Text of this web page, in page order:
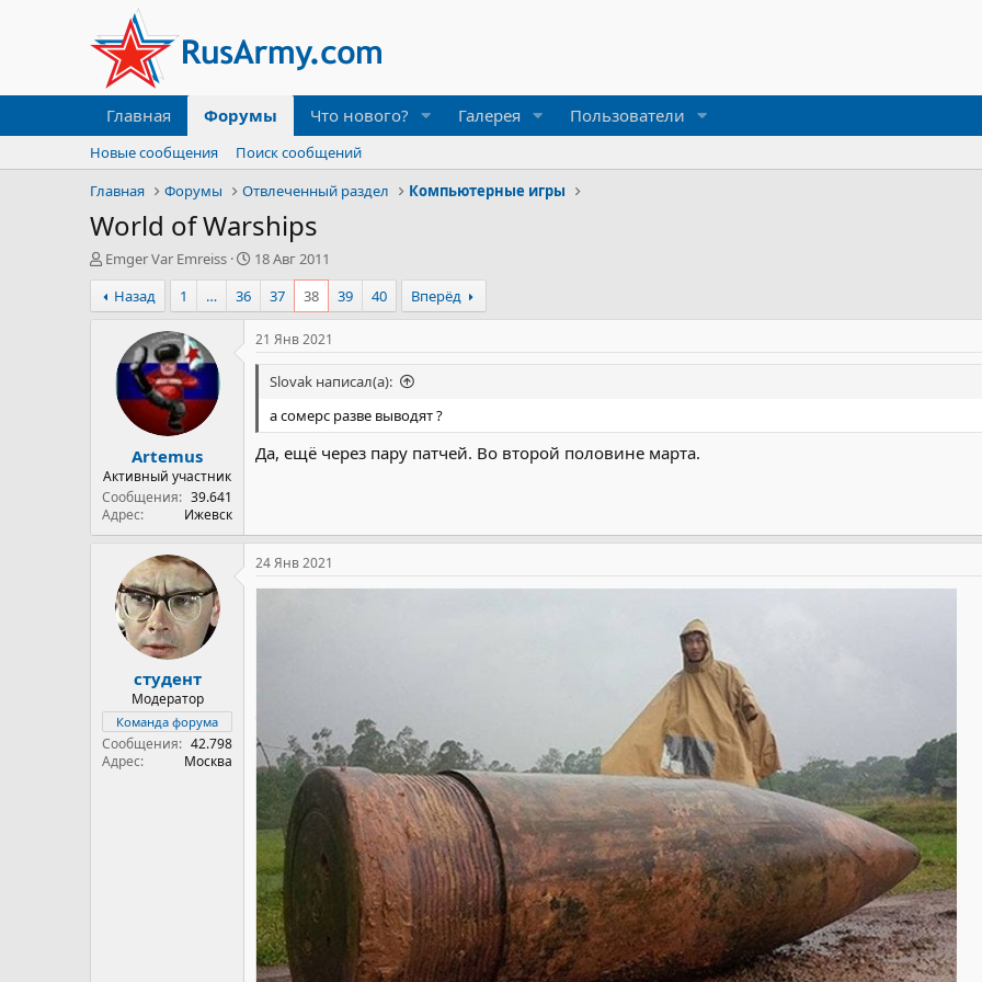
Главная Форумы Что нового? Галерея Пользователи
Новые сообщения
Поиск сообщений
Главная
Форумы Отвлеченный раздел Компьютерные игры
World of Warships
А
в
т
о
Emger Var Emreiss
Д
а
а
н
а
18 Авг 2011
Назад
1 … 36 37 38 39 40 Вперёд
Artemus
Активный участник
Сообщения
39.641
Адрес
Ижевск
21 Янв 2021
Slovak написал(а):
а сомерс разве выводят ?
Да, ещё через пару патчей. Во второй половине марта.
студент
Модератор
Команда форума
Сообщения
42.798
Адрес
Москва
24 Янв 2021